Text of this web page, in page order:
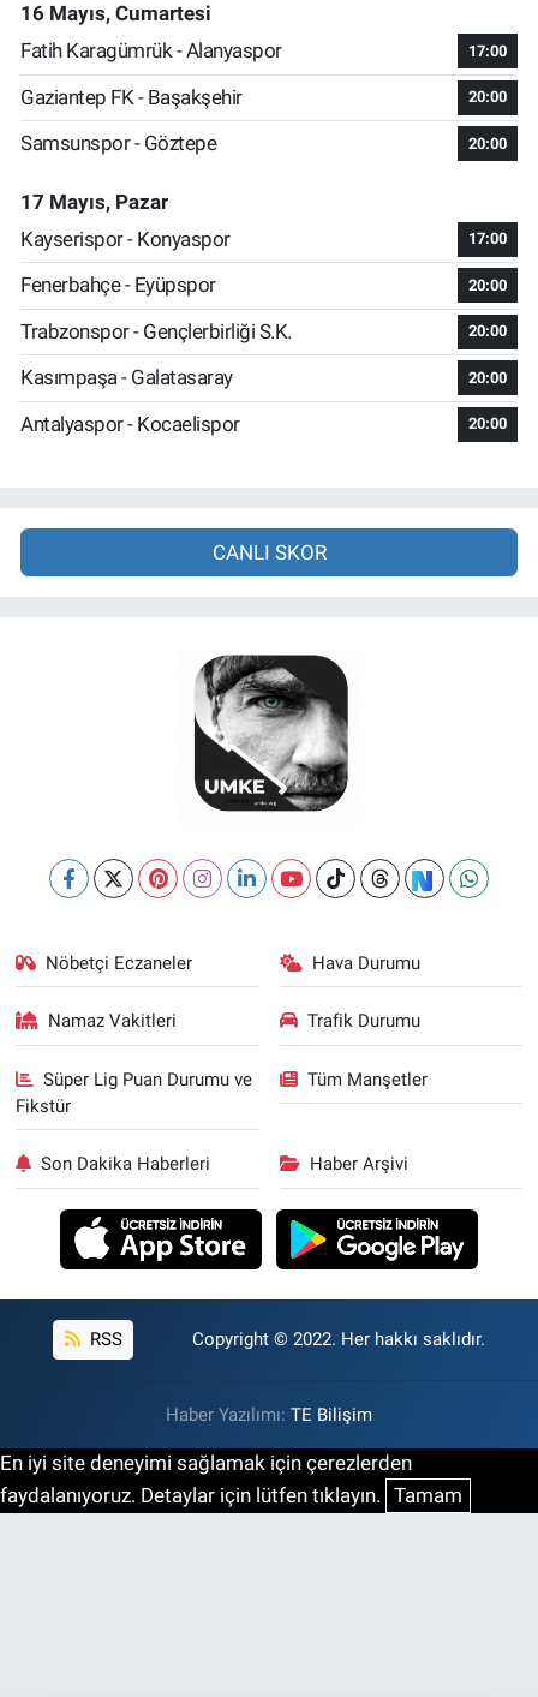
16 Mayıs, Cumartesi
Fatih Karagümrük - Alanyaspor
17:00
Gaziantep FK - Başakşehir 20:00
Samsunspor - Göztepe 20:00
17 Mayıs, Pazar
Kayserispor - Konyaspor
17:00
Fenerbahçe - Eyüpspor 20:00
Trabzonspor - Gençlerbirliği S.K. 20:00
Kasımpaşa - Galatasaray 20:00
Antalyaspor - Kocaelispor 20:00
CANLI SKOR
Nöbetçi Eczaneler Hava Durumu
Namaz Vakitleri Trafik Durumu
Süper Lig Puan Durumu ve
Fikstür
Tüm Manşetler
Son Dakika Haberleri Haber Arşivi
RSS Copyright © 2022. Her hakkı saklıdır.
Haber Yazılımı: TE Bilişim
En iyi site deneyimi sağlamak için çerezlerden
faydalanıyoruz. Detaylar için lütfen tıklayın. Tamam